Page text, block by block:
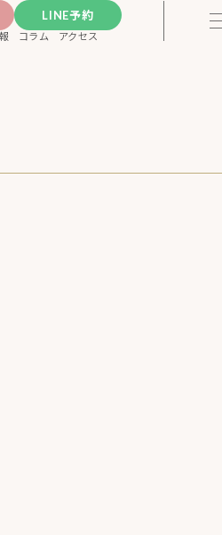
LINE予約
コラム アクセス